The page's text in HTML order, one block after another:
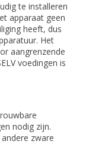
te installeren
apparaat geen
heeft, dus
Het
aangrenzende
voedingen is
nodig zijn.
zware